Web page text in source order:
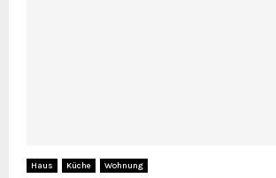
Haus Küche Wohnung